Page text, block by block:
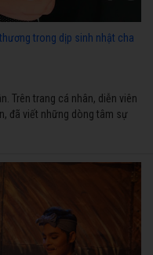
trong dịp sinh nhật cha
Trên trang cá nhân, diễn viên
đã viết những dòng tâm sự